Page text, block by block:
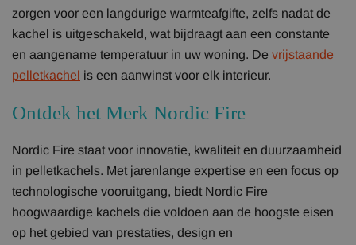
zorgen voor een langdurige warmteafgifte, zelfs nadat de
kachel is uitgeschakeld, wat bijdraagt aan een constante
en aangename temperatuur in uw woning. De vrijstaande
pelletkachel is een aanwinst voor elk interieur.
Ontdek het Merk Nordic Fire
Nordic Fire staat voor innovatie, kwaliteit en duurzaamheid
in pelletkachels. Met jarenlange expertise en een focus op
technologische vooruitgang, biedt Nordic Fire
hoogwaardige kachels die voldoen aan de hoogste eisen
op het gebied van prestaties, design en